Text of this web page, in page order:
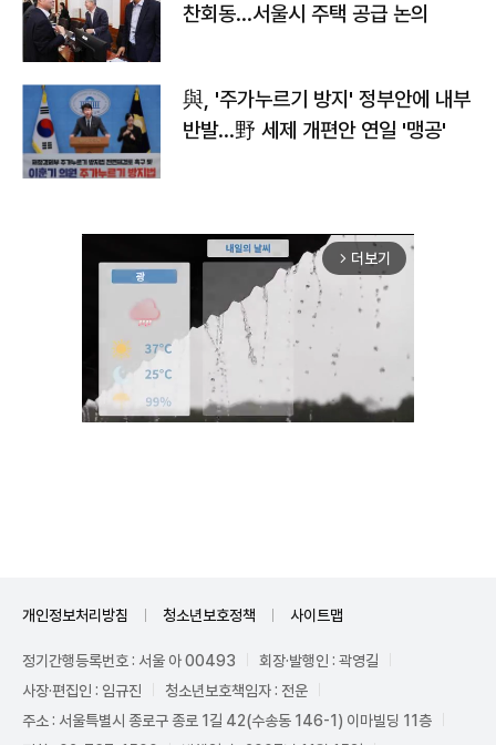
찬회동...서울시 주택 공급 논의
與, '주가누르기 방지' 정부안에 내부
반발…野 세제 개편안 연일 '맹공'
arrow_forward_ios 더보기
개인정보처리방침 청소년보호정책 사이트맵
정기간행등록번호 : 서울 아 00493
회장·발행인 : 곽영길
사장·편집인 : 임규진
청소년보호책임자 : 전운
주소 : 서울특별시 종로구 종로 1길 42(수송동 146-1) 이마빌딩 11층